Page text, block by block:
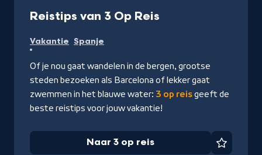
Reistips van 3 Op Reis
reis
Vakantie Spanje
Of je nou gaat wandelen in de bergen, grootse
steden bezoeken als Barcelona of lekker gaat
zwemmen in het blauwe water: 3 op reisgeeft de
beste reistips voor jouw vakantie!
Naar 3 op reis